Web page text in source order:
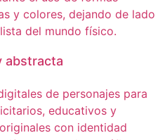
abstracta